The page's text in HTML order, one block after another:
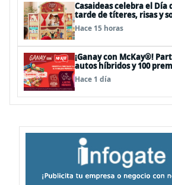
Casaideas celebra el
tarde de títeres, risas y
Plaza Vespucio
Hace 15 horas
¡Ganay con McKay®!
autos híbridos y 100
Hace 1 día